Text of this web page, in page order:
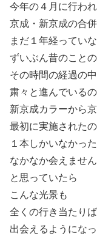
今年の４月に行わ
京成・新京成の合併
まだ１年経ってい
ずいぶん昔のこと
その時間の経過の
粛々と進んでいる
新京成カラーから
最初に実施された
１本しかいなかっ
なかなか会えませ
と思っていたら
こんな光景も
全くの行き当たり
出会えるようにな